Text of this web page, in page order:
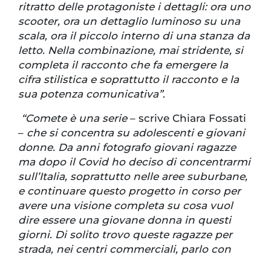
ritratto delle protagoniste i dettagli: ora uno
scooter, ora un dettaglio luminoso su una
scala, ora il piccolo interno di una stanza da
letto. Nella combinazione, mai stridente, si
completa il racconto che fa emergere la
cifra stilistica e soprattutto il racconto e la
sua potenza comunicativa”.
“Comete è una serie– scrive Chiara Fossati
– che si concentra su adolescenti e giovani
donne. Da anni fotografo giovani ragazze
ma dopo il Covid ho deciso di concentrarmi
sull’Italia, soprattutto nelle aree suburbane,
e continuare questo progetto in corso per
avere una visione completa su cosa vuol
dire essere una giovane donna in questi
giorni. Di solito trovo queste ragazze per
strada, nei centri commerciali, parlo con